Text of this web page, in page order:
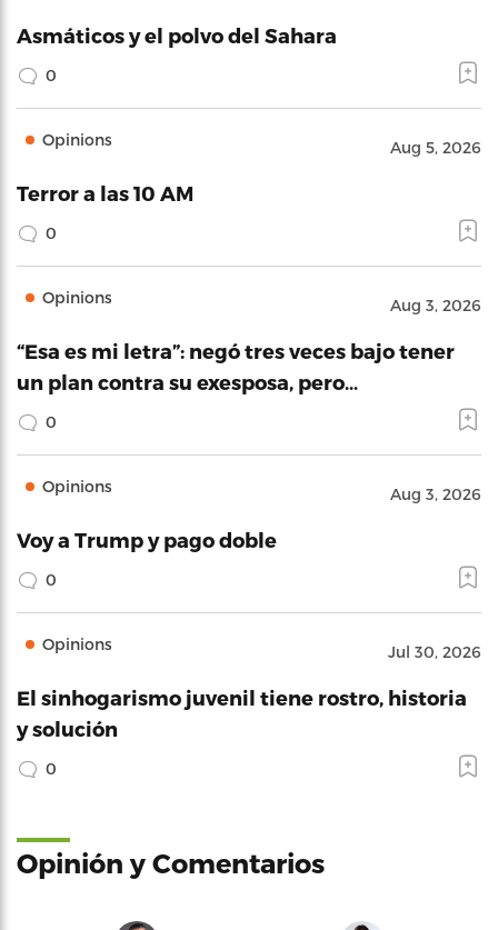
Asmáticos y el polvo del Sahara
0
Opinions Aug 5, 2026
Terror a las 10 AM
0
Opinions Aug 3, 2026
“Esa es mi letra”: negó tres veces bajo tener
un plan contra su exesposa, pero…
0
Opinions Aug 3, 2026
Voy a Trump y pago doble
0
Opinions Jul 30, 2026
El sinhogarismo juvenil tiene rostro, historia
y solución
0
Opinión y Comentarios